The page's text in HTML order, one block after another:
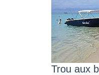
Trou aux